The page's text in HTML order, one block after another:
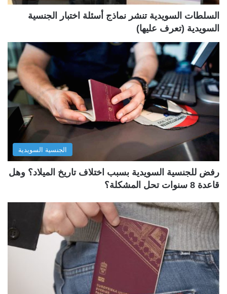
ة
السلطات السويدية تنشر نماذج أسئلة اختبار الجنسية
السويدية (تعرف عليها)
الجنسية السويدية
رفض للجنسية السويدية بسبب اختلاف تاريخ الميلاد؟ وهل
قاعدة 8 سنوات تحل المشكلة؟